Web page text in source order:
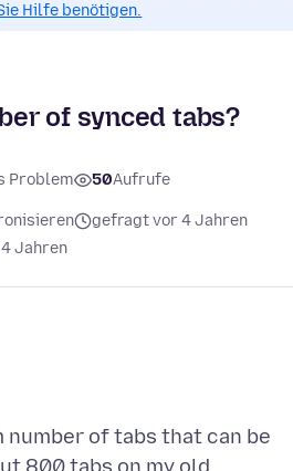
Hilfe benötigen.
of synced tabs?
Problem 50Aufrufe
gefragt vor 4 Jahren
Jahren
number of tabs that can be